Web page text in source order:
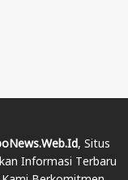
, Situs
Informasi Terbaru